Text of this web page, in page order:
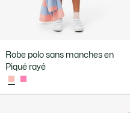
Robe polo sans manches en
Piqué rayé